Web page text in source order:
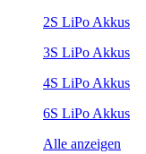
2S LiPo Akkus
3S LiPo Akkus
4S LiPo Akkus
6S LiPo Akkus
Alle anzeigen